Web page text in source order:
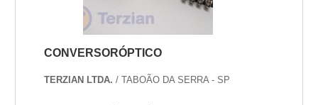
CONVERSORÓPTICO
TERZIAN LTDA. / TABOÃO DA SERRA - SP